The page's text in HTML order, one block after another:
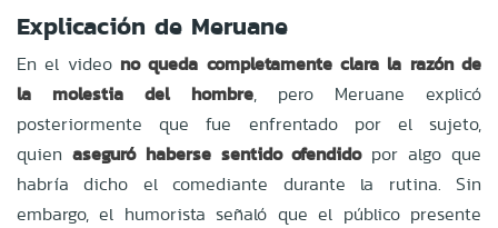
Explicación de Meruane
En el video no queda completamente clara la razón de
la molestia del hombre, pero Meruane explicó
posteriormente que fue enfrentado por el sujeto,
quien aseguró haberse sentido ofendido por algo que
habría dicho el comediante durante la rutina. Sin
embargo, el humorista señaló que el público presente